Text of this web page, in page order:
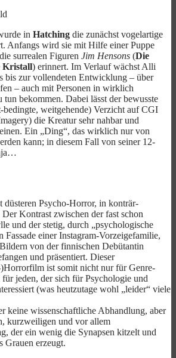
in Hatching die zunächst vogelartige
Anfangs wird sie mit Hilfe einer Puppe
surrealen Figuren Jim Hensons (Die
Kristall) erinnert. Im Verlauf wächst Alli
bis zur vollendeten Entwicklung – über
– auch mit Personen in wirklich
tun bekommen. Dabei lässt der bewusste
weitgehende) Verzicht auf CGI
die Kreatur sehr nahbar und
Ein „Ding“, das wirklich nur von
kann; in diesem Fall von seiner 12-
düsteren Psycho-Horror, in konträr-
Kontrast zwischen der fast schon
und der stetig, durch „psychologische
Fassade einer Instagram-Vorzeigefamilie,
von der finnischen Debütantin
und präsentiert. Dieser
ist somit nicht nur für Genre-
für jeden, der sich für Psychologie und
(was heutzutage wohl „leider“ viele
keine wissenschaftliche Abhandlung, aber
kurzweiligen und vor allem
der ein wenig die Synapsen kitzelt und
Grauen erzeugt.